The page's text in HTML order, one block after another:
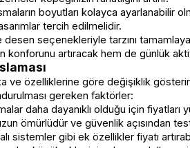
boyutları kolayca ayarlanabilir
tercih edilmelidir.
desen seçenekleriyle tarzını
konforunu artıracak hem de günlük
ve özelliklerine göre değişiklik
gereken faktörler:
daha dayanıklı olduğu için fiyatları
ömürlüdür ve güvenlik açısından
sistemler gibi ek özellikler fiyatı